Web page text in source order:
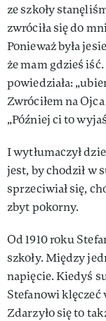
ze szkoły
zwróciła się do
Ponieważ była
że mam gdzieś
powiedziała:
Zwróciłem na
„Później ci to
I wytłumaczył
jest, by chodził w
sprzeciwiał się,
zbyt pokorny.
Od 1910 roku
szkoły. Między
napięcie. Kiedyś
Stefanowi klęczeć
Zdarzyło się to